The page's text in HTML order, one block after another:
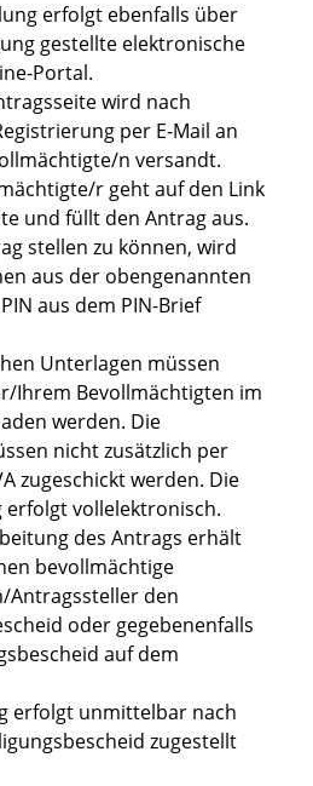
erfolgt ebenfalls über
gestellte elektronische
Portal.
wird nach
per E-Mail an
n versandt.
r geht auf den Link
und füllt den Antrag aus.
stellen zu können, wird
aus der obengenannten
aus dem PIN-Brief
Unterlagen müssen
Ihrem Bevollmächtigten im
werden. Die
nicht zusätzlich per
zugeschickt werden. Die
vollelektronisch.
des Antrags erhält
bevollmächtige
Antragssteller den
oder gegebenenfalls
auf dem
erfolgt unmittelbar nach
zugestellt